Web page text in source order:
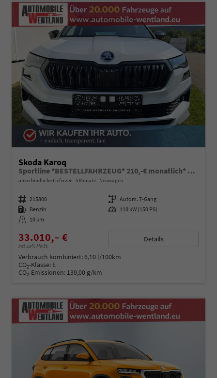
Skoda Karoq
Sportline *BESTELLFAHRZEUG* 210,-€ monatlich* 36 Monate* Ohne Kilometerbegrenzung*
unverbindliche Lieferzeit: 5 Monate Neuwagen
Fahrzeugnummer 215800 Getriebe Autom. 7-Gang
Kraftstoff Benzin Leistung 110 kW (150 PS)
Kilometerstand 10 km
33.010,– €
incl. 19% MwSt.
Details
Verbrauch kombiniert:6,10 l/100km
CO2-Klasse: E
CO2-Emissionen: 139,00 g/km